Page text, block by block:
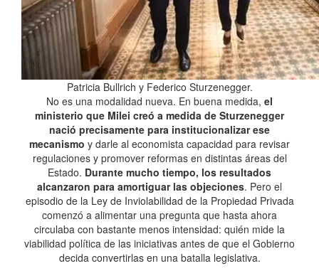
Patricia Bullrich y Federico Sturzenegger.
No es una modalidad nueva. En buena medida, el
ministerio que Milei creó a medida de Sturzenegger
nació precisamente para institucionalizar ese
mecanismo y darle al economista capacidad para revisar
regulaciones y promover reformas en distintas áreas del
Estado. Durante mucho tiempo, los resultados
alcanzaron para amortiguar las objeciones. Pero el
episodio de la Ley de Inviolabilidad de la Propiedad Privada
comenzó a alimentar una pregunta que hasta ahora
circulaba con bastante menos intensidad: quién mide la
viabilidad política de las iniciativas antes de que el Gobierno
decida convertirlas en una batalla legislativa.